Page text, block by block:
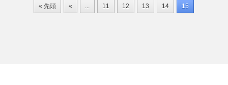
« 先頭 « 11 12 13 14 15